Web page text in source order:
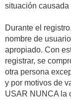
situación causada
Durante el
nombre de
apropiado. Con
registrar, se
otra persona
y por motivos de
USAR NUNCA la